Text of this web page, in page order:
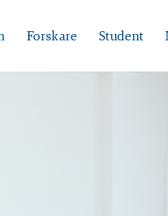
Forskare Student